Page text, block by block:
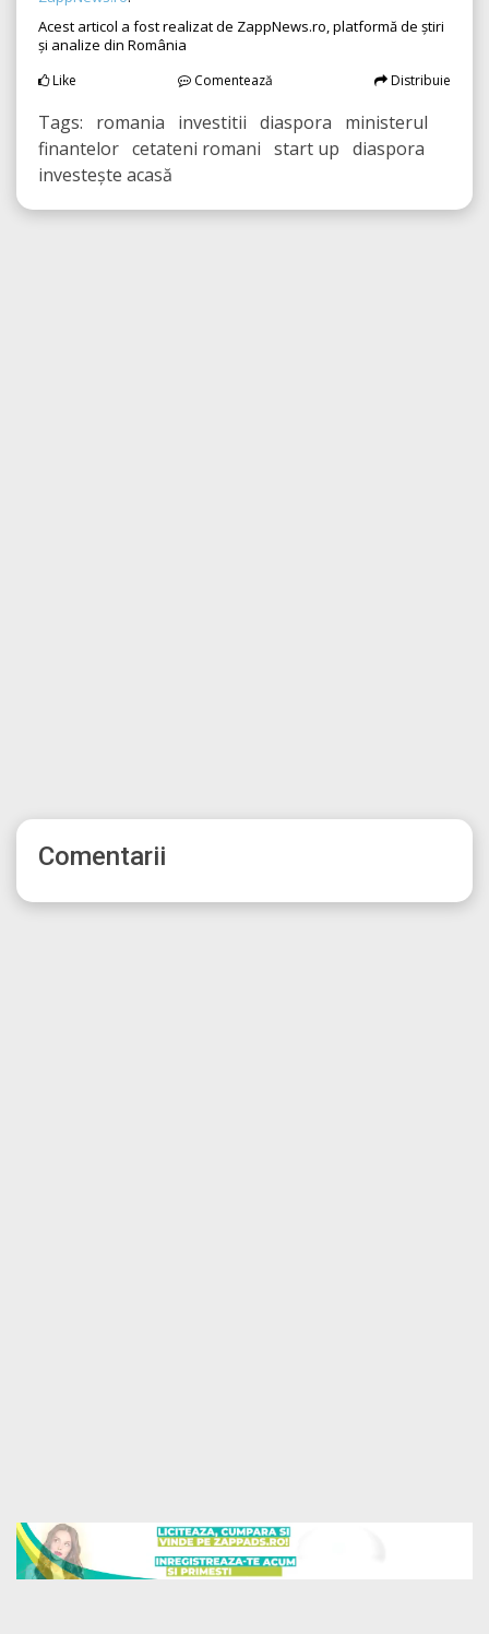
Acest articol a fost realizat de ZappNews.ro, platformă de știri
și analize din România
Like Comentează Distribuie
Tags: romania investitii diaspora ministerul
finantelor cetateni romani start up diaspora
investește acasă
Comentarii